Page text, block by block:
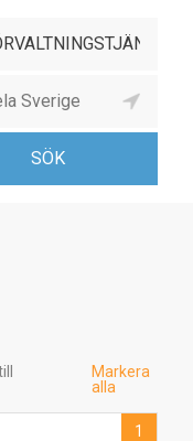
Markera
alla
1